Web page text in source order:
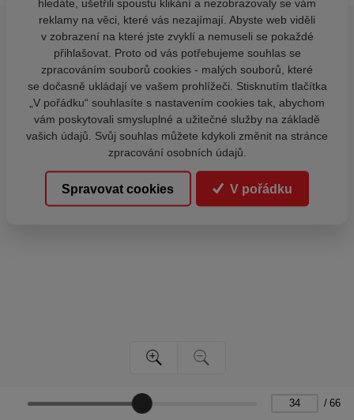
/ 66
hledáte, ušetřili spoustu klikání a nezobrazovaly se vám
reklamy na věci, které vás nezajímají. Abyste web viděli
v zobrazení na které jste zvyklí a nemuseli se pokaždé
přihlašovat. Proto od vás potřebujeme souhlas se
zpracováním souborů cookies - malých souborů, které
se dočasně ukládají ve vašem prohlížeči. Stisknutím tlačítka
„V pořádku“ souhlasíte s nastavením cookies tak, abychom
vám poskytovali smysluplné a užitečné služby na základě
vašich údajů. Svůj souhlas můžete kdykoli změnit na stránce
zpracování osobních údajů.
Spravovat cookies V pořádku